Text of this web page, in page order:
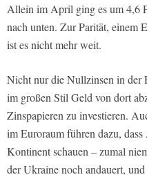
Allein im April ging es um 4,6
nach unten. Zur Parität, einem
ist es nicht mehr weit.
Nicht nur die Nullzinsen in der
im großen Stil Geld von dort
Zinspapieren zu investieren.
im Euroraum führen dazu,
Kontinent schauen – zumal
der Ukraine noch andauert,